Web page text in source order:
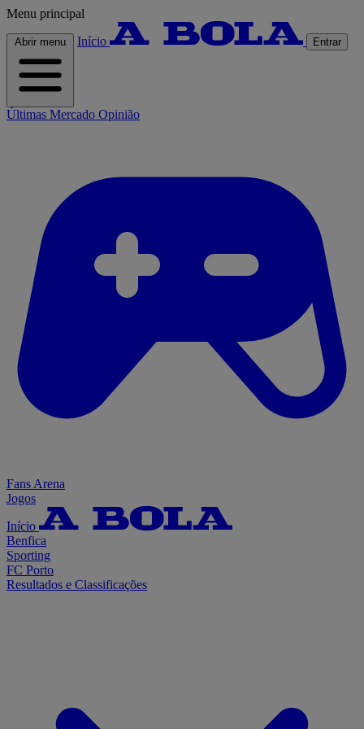
Menu principal
Abrir menu Início Entrar
Últimas Mercado Opinião
Fans Arena
Jogos
Início
Benfica
Sporting
FC Porto
Resultados e Classificações